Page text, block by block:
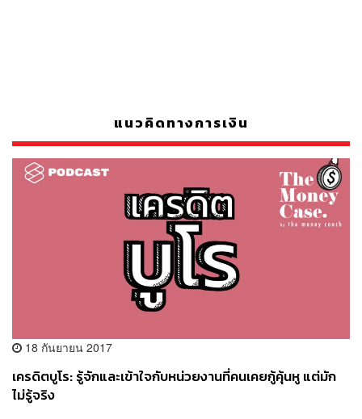
แนวคิดทางการเงิน
18 กันยายน 2017
เครดิตบูโร: รู้จักและเข้าใจกับหน่วยงานที่คนเคยกู้คุ้นหู แต่มัก
ไม่รู้จริง